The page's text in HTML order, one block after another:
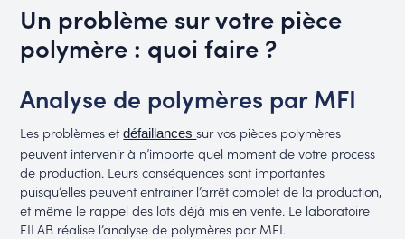
Un problème sur votre pièce
polymère : quoi faire ?
Analyse de polymères par MFI
Les problèmes etdéfaillancessur vos pièces polymères
peuvent intervenir à n’importe quel moment de votre process
de production. Leurs conséquences sont importantes
puisqu’elles peuvent entrainer l’arrêt complet de la production,
et même le rappel des lots déjà mis en vente. Le laboratoire
FILAB réalise l’analyse de polymères par MFI.